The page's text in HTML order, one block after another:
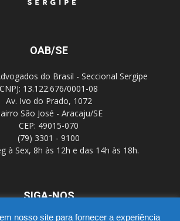
OAB/SE
do Brasil - Seccional Sergipe
CNPJ: 13.122.676/0001-08
Av. Ivo do Prado, 1072
São José - Aracaju/SE
CEP: 49015-070
(79) 3301 - 9100
à Sex, 8h às 12h e das 14h às 18h.
SIGA-NOS
nosso site para fornecer a experiência